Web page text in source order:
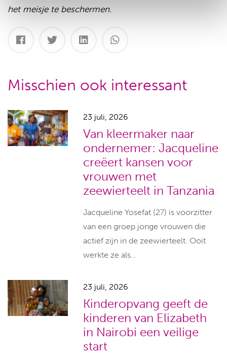
het meisje te beschermen.
Misschien ook interessant
23 juli, 2026
Van kleermaker naar
ondernemer: Jacqueline
creëert kansen voor
vrouwen met
zeewierteelt in Tanzania
Jacqueline Yosefat (27) is voorzitter
van een groep jonge vrouwen die
actief zijn in de zeewierteelt. Ooit
werkte ze als…
23 juli, 2026
Kinderopvang geeft de
kinderen van Elizabeth
in Nairobi een veilige
start